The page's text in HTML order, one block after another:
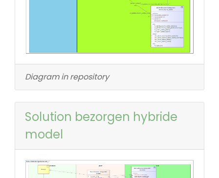
Diagram in repository
Solution bezorgen hybride
model